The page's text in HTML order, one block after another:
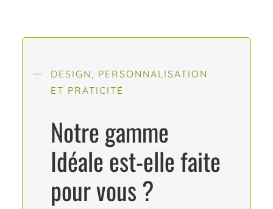
DESIGN, PERSONNALISATION
ET PRATICITÉ
Notre gamme
Idéale est-elle faite
pour vous ?